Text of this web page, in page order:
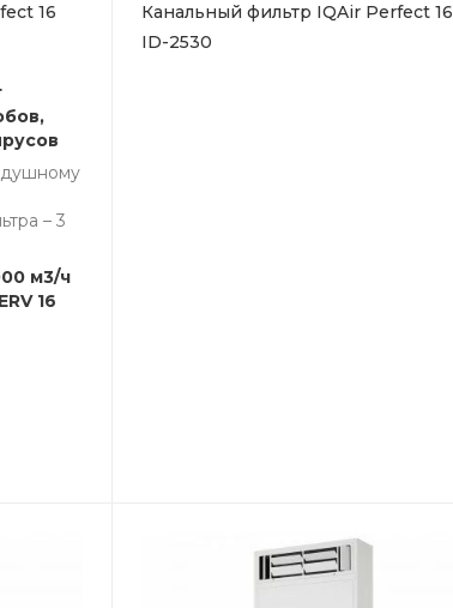
16
– 3
м3/ч
16
Канальный фильтр IQAir Perfect 16
ID-2530